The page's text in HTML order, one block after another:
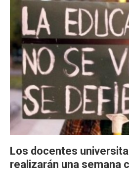
Los docentes
realizarán una semana